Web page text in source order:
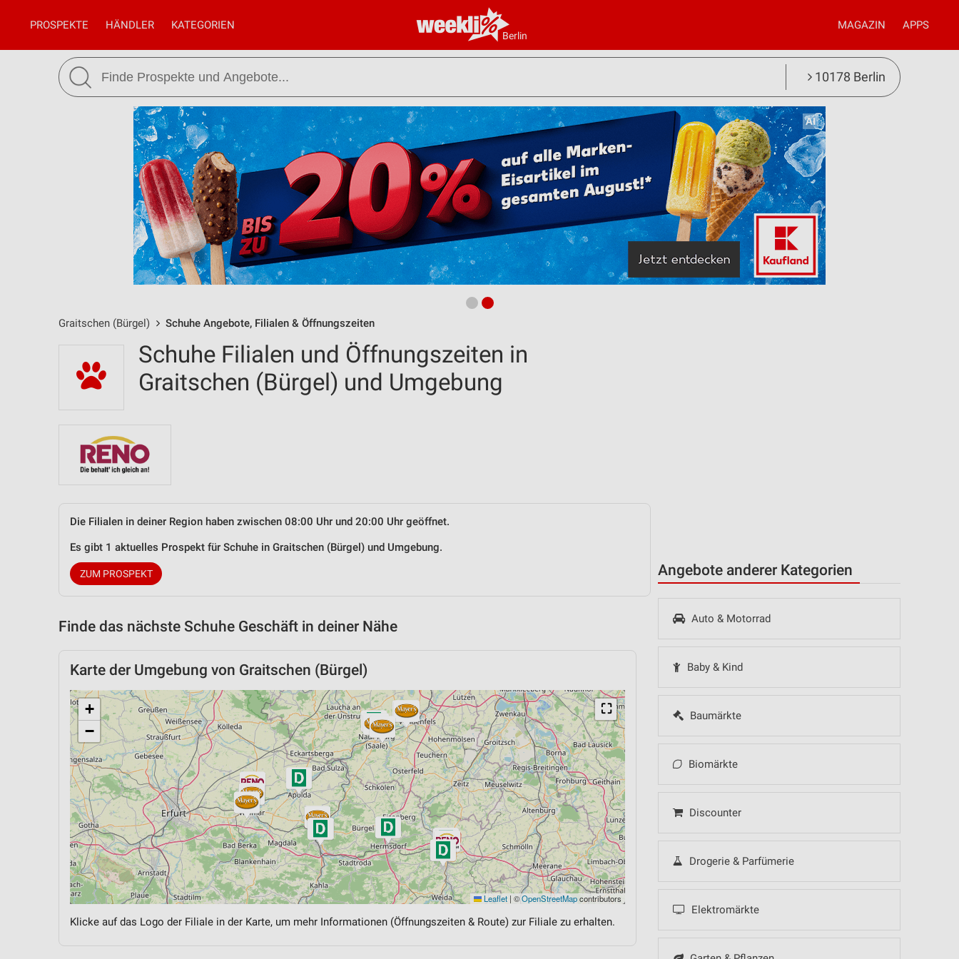
Berlin
PROSPEKTE HÄNDLER KATEGORIEN MAGAZIN APPS
10178 Berlin
Graitschen (Bürgel) Schuhe Angebote, Filialen & Öffnungszeiten
Angebote anderer Kategorien
Auto & Motorrad
Baby & Kind
Baumärkte
Biomärkte
Discounter
Drogerie & Parfümerie
Elektromärkte
Schuhe Filialen und Öffnungszeiten in
Graitschen (Bürgel) und Umgebung
Die Filialen in deiner Region haben zwischen 08:00 Uhr und 20:00 Uhr geöffnet.
Es gibt 1 aktuelles Prospekt für Schuhe in Graitschen (Bürgel) und Umgebung.
ZUM PROSPEKT
Finde das nächste Schuhe Geschäft in deiner Nähe
Karte der Umgebung von Graitschen (Bürgel)
⛶
+
−
Leaflet | ©OpenStreetMapcontributors
Klicke auf das Logo der Filiale in der Karte, um mehr Informationen (Öffnungszeiten & Route) zur Filiale zu erhalten.